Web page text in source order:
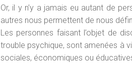
Or, il y n’y a jamais eu autant de
autres nous permettent de nous
Les personnes faisant l’objet de
trouble psychique, sont amenées à
sociales, économiques ou